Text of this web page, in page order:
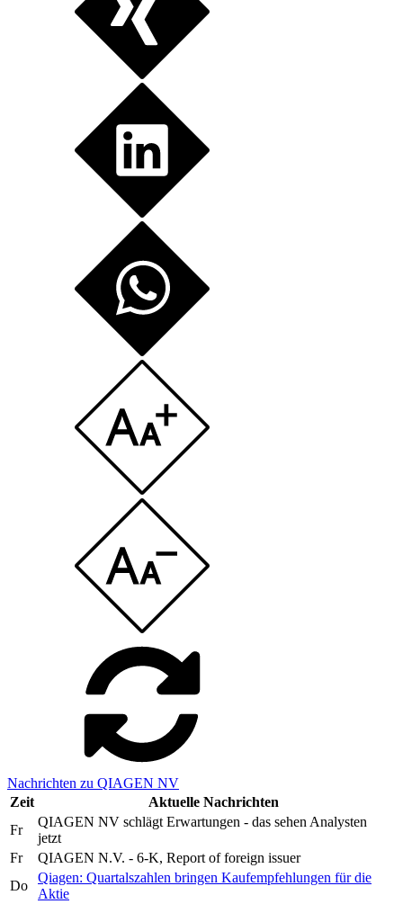
Nachrichten zu QIAGEN NV
Zeit
Aktuelle Nachrichten
Fr
QIAGEN NV schlägt Erwartungen - das sehen Analysten
jetzt
Fr
QIAGEN N.V. - 6-K, Report of foreign issuer
Do
Qiagen: Quartalszahlen bringen Kaufempfehlungen für die
Aktie